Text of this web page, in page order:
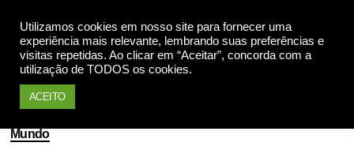
Utilizamos cookies em nosso site para fornecer uma
experiência mais relevante, lembrando suas preferências e
visitas repetidas. Ao clicar em “Aceitar”, concorda com a
utilização de TODOS os cookies.
ACEITO
Mundo